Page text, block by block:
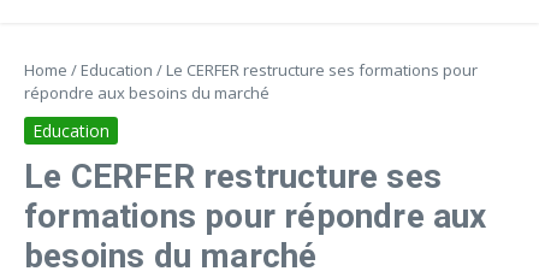
Home / Education / Le CERFER restructure ses formations pour
répondre aux besoins du marché
Education
Le CERFER restructure ses
formations pour répondre aux
besoins du marché